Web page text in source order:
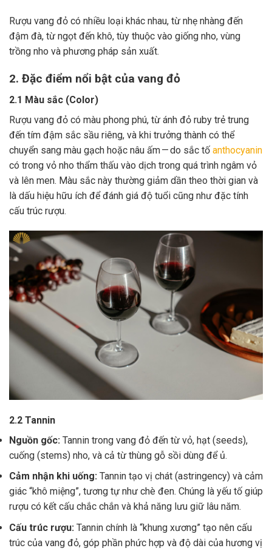
Rượu vang đỏ có nhiều loại khác nhau, từ nhẹ nhàng đến
đậm đà, từ ngọt đến khô, tùy thuộc vào giống nho, vùng
trồng nho và phương pháp sản xuất.
2. Đặc điểm nổi bật của vang đỏ
2.1 Màu sắc (Color)
Rượu vang đỏ có màu phong phú, từ ánh đỏ ruby trẻ trung
đến tím đậm sắc sầu riêng, và khi trưởng thành có thể
chuyển sang màu gạch hoặc nâu ấm — do sắc tố anthocyanin
có trong vỏ nho thẩm thấu vào dịch trong quá trình ngâm vỏ
và lên men. Màu sắc này thường giảm dần theo thời gian và
là dấu hiệu hữu ích để đánh giá độ tuổi cũng như đặc tính
cấu trúc rượu.
2.2 Tannin
Nguồn gốc: Tannin trong vang đỏ đến từ vỏ, hạt (seeds),
cuống (stems) nho, và cả từ thùng gỗ sồi dùng để ủ.
Cảm nhận khi uống: Tannin tạo vị chát (astringency) và cảm
giác “khô miệng”, tương tự như chè đen. Chúng là yếu tố giúp
rượu có kết cấu chắc chắn và khả năng lưu giữ lâu năm.
Cấu trúc rượu: Tannin chính là “khung xương” tạo nên cấu
trúc của vang đỏ, góp phần phức hợp và độ dài của hương vị